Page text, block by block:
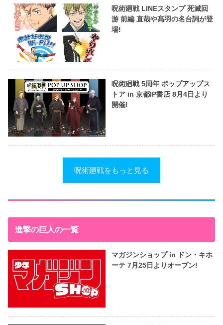
呪術廻戦 LINEスタンプ 死滅回
游 前編 直哉や髙羽の名台詞が登
場!
呪術廻戦 5周年 ポップアップス
トア in 京都IP書店 8月4日より
開催!
呪術廻戦をもっと見る
進撃の巨人の一覧
マガジンショップ in ドン・キホ
ーテ 7月25日よりオープン!